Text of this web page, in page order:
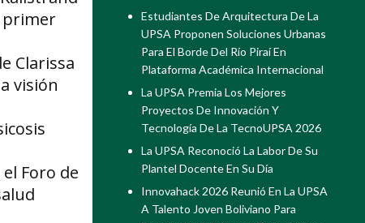
primer
Clarissa
visión
Foro de
Estudiantes De Arquitectura De La
UPSA Proponen Soluciones Urbanas
Para El Borde Del Río Piraí En
Plataforma Académica Internacional
La UPSA Premia Los Mejores
Proyectos De Innovación Y
Tecnología De La TecnoUPSA 2026
La UPSA Reconoció La Labor De Su
Plantel Docente En Su Día
Innovahack 2026 Reunió En La UPSA
A Talento Joven Boliviano Para